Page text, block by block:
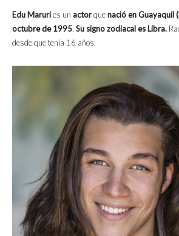
Edu Maruries un actorquenació en Guayaquil
octubre de 1995. Su signo zodiacal es Libra.
desde que tenía 16 años.